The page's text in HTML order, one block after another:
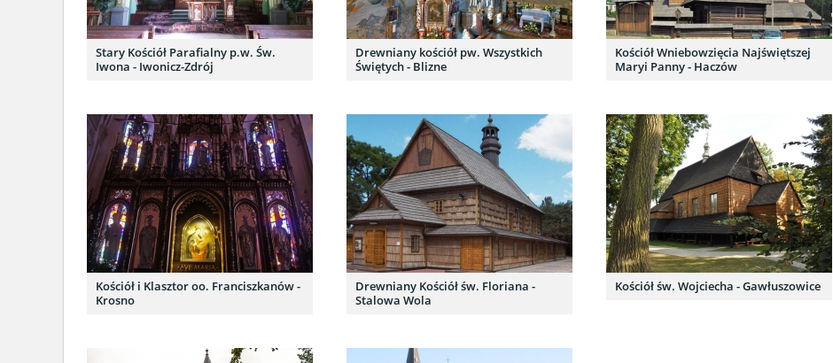
Stary Kościół Parafialny p.w. Św.
Iwona - Iwonicz-Zdrój
Drewniany kościół pw. Wszystkich
Świętych - Blizne
Kościół Wniebowzięcia Najświętszej
Maryi Panny - Haczów
Kościół i Klasztor oo. Franciszkanów -
Krosno
Drewniany Kościół św. Floriana -
Stalowa Wola
Kościół św. Wojciecha - Gawłuszowice